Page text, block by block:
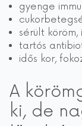
gyenge
sérült
tartós
idős kor,
A
ki, de